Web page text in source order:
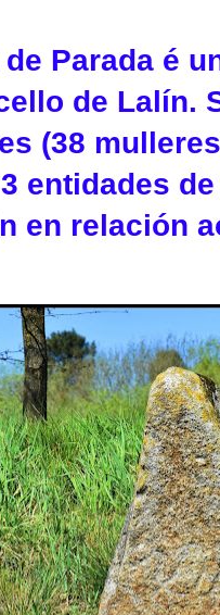
Parada é
de Lalín.
(38
entidades
en relación